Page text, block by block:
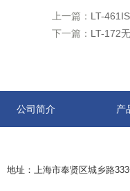
上一篇： LT-
下一篇： LT-172
公司简介 产
地址：上海市奉贤区城乡路